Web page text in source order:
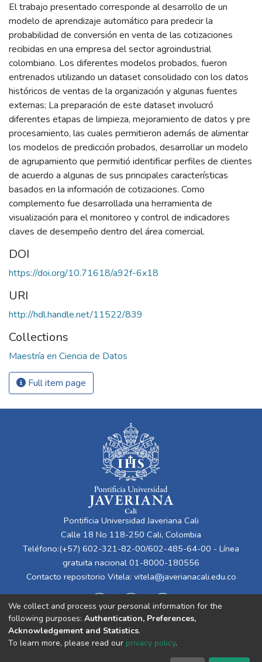
El trabajo presentado corresponde al desarrollo de un
modelo de aprendizaje automático para predecir la
probabilidad de conversión en venta de las cotizaciones
recibidas en una empresa del sector agroindustrial
colombiano. Los diferentes modelos probados, fueron
entrenados utilizando un dataset consolidado con los datos
históricos de ventas de la organización y algunas fuentes
externas; La preparación de este dataset involucró
diferentes etapas de limpieza, mejoramiento de datos y pre
procesamiento, las cuales permitieron además de alimentar
los modelos de predicción probados, desarrollar un modelo
de agrupamiento que permitió identificar perfiles de clientes
de acuerdo a algunas de sus principales características
basados en la información de cotizaciones. Como
complemento fue desarrollada una herramienta de
visualización para el monitoreo y control de indicadores
claves de desempeño dentro del área comercial.
DOI
https://doi.org/10.71618/a92f-6x18
URI
http://hdl.handle.net/11522/839
Collections
Maestría en Ciencia de Datos
Full item page
Pontificia Universidad Javeriana Cali
Calle 18 No 118-250 Cali, Colombia
Teléfono:(+57) 602-321-82-00/602-485-64-00 - Línea
gratuita nacional 01-8000-180556
Contacto repositorio Vitela: vitela@javerianacali.edu.co
We collect and process your personal information for the
following purposes: Authentication, Preferences,
Acknowledgement and Statistics.
To learn more, please read our privacy policy.